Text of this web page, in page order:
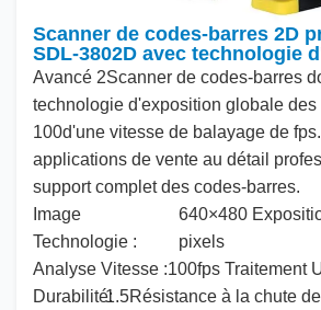
Scanner de codes-barres 2D
SDL-3802D avec technologie
Avancé 2Scanner de codes-barres
technologie d'exposition globale des
100d'une vitesse de balayage de
applications de vente au détail
support complet des codes-barres.
Image
Technologie :
640×480
pixels
Analyse Vitesse :100fps Traitement
Durabilité:
1.5Résistance à la chute